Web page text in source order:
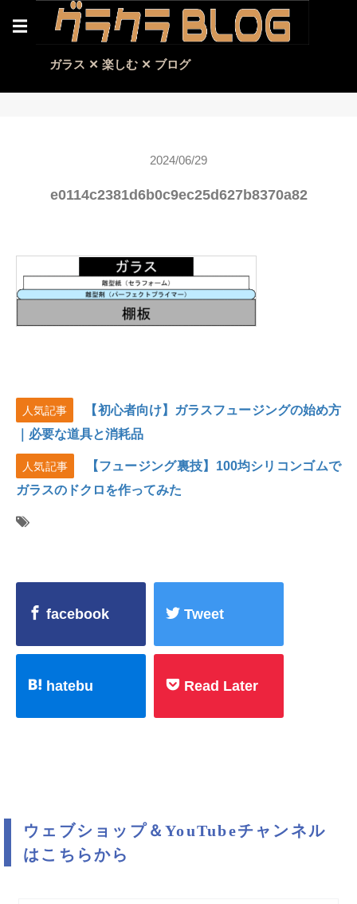
☰
ガラス ✕ 楽しむ ✕ ブログ
2024/06/29
e0114c2381d6b0c9ec25d627b8370a82
人気記事
【初心者向け】ガラスフュージングの始め方
｜必要な道具と消耗品
人気記事
【フュージング裏技】100均シリコンゴムで
ガラスのドクロを作ってみた
facebook Tweet
hatebu Read Later
ウェブショップ＆YouTubeチャンネル
はこちらから